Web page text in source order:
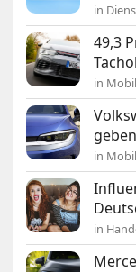
in
49,3
in
in
in